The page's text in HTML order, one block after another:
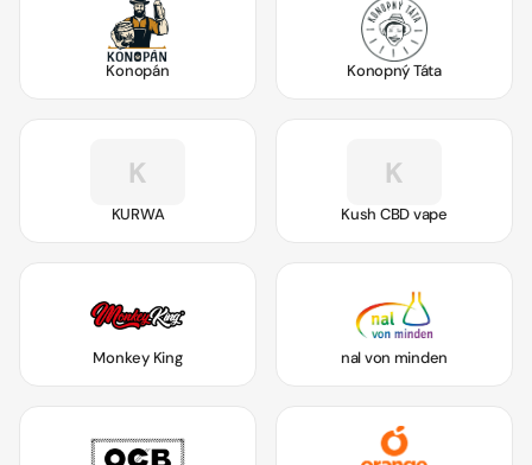
Konopán Konopný Táta
K
KURWA
K
Kush CBD vape
Monkey King nal von minden